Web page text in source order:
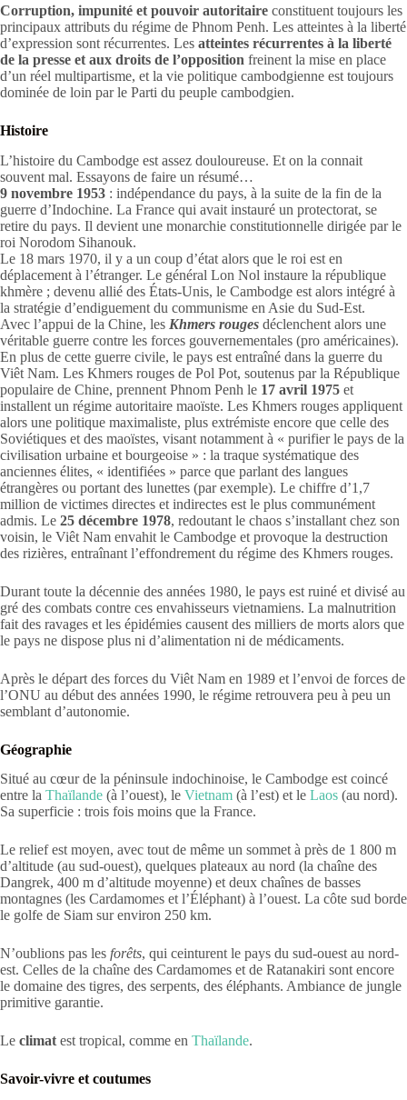
Corruption, impunité et pouvoir autoritaire constituent toujours les
principaux attributs du régime de Phnom Penh. Les atteintes à la liberté
d’expression sont récurrentes. Les atteintes récurrentes à la liberté
de la presse et aux droits de l’opposition freinent la mise en place
d’un réel multipartisme, et la vie politique cambodgienne est toujours
dominée de loin par le Parti du peuple cambodgien.
Histoire
L’histoire du Cambodge est assez douloureuse. Et on la connait
souvent mal. Essayons de faire un résumé…
9 novembre 1953 : indépendance du pays, à la suite de la fin de la
guerre d’Indochine. La France qui avait instauré un protectorat, se
retire du pays. Il devient une monarchie constitutionnelle dirigée par le
roi Norodom Sihanouk.
Le 18 mars 1970, il y a un coup d’état alors que le roi est en
déplacement à l’étranger. Le général Lon Nol instaure la république
khmère ; devenu allié des États-Unis, le Cambodge est alors intégré à
la stratégie d’endiguement du communisme en Asie du Sud-Est.
Avec l’appui de la Chine, les Khmers rouges déclenchent alors une
véritable guerre contre les forces gouvernementales (pro américaines).
En plus de cette guerre civile, le pays est entraîné dans la guerre du
Viêt Nam. Les Khmers rouges de Pol Pot, soutenus par la République
populaire de Chine, prennent Phnom Penh le 17 avril 1975 et
installent un régime autoritaire maoïste. Les Khmers rouges appliquent
alors une politique maximaliste, plus extrémiste encore que celle des
Soviétiques et des maoïstes, visant notamment à « purifier le pays de la
civilisation urbaine et bourgeoise » : la traque systématique des
anciennes élites, « identifiées » parce que parlant des langues
étrangères ou portant des lunettes (par exemple). Le chiffre d’1,7
million de victimes directes et indirectes est le plus communément
admis. Le 25 décembre 1978, redoutant le chaos s’installant chez son
voisin, le Viêt Nam envahit le Cambodge et provoque la destruction
des rizières, entraînant l’effondrement du régime des Khmers rouges.
Durant toute la décennie des années 1980, le pays est ruiné et divisé au
gré des combats contre ces envahisseurs vietnamiens. La malnutrition
fait des ravages et les épidémies causent des milliers de morts alors que
le pays ne dispose plus ni d’alimentation ni de médicaments.
Après le départ des forces du Viêt Nam en 1989 et l’envoi de forces de
l’ONU au début des années 1990, le régime retrouvera peu à peu un
semblant d’autonomie.
Géographie
Situé au cœur de la péninsule indochinoise, le Cambodge est coincé
entre la Thaïlande (à l’ouest), le Vietnam (à l’est) et le Laos (au nord).
Sa superficie : trois fois moins que la France.
Le relief est moyen, avec tout de même un sommet à près de 1 800 m
d’altitude (au sud-ouest), quelques plateaux au nord (la chaîne des
Dangrek, 400 m d’altitude moyenne) et deux chaînes de basses
montagnes (les Cardamomes et l’Éléphant) à l’ouest. La côte sud borde
le golfe de Siam sur environ 250 km.
N’oublions pas les forêts, qui ceinturent le pays du sud-ouest au nord-
est. Celles de la chaîne des Cardamomes et de Ratanakiri sont encore
le domaine des tigres, des serpents, des éléphants. Ambiance de jungle
primitive garantie.
Le climat est tropical, comme en Thaïlande.
Savoir-vivre et coutumes